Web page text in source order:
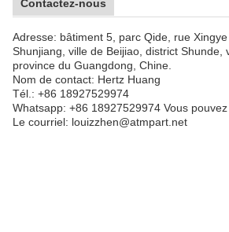
Contactez-nous
Adresse: bâtiment 5, parc Qide, rue
Shunjiang, ville de Beijiao, district Shunde,
province du Guangdong, Chine.
Nom de contact: Hertz Huang
Tél.: +86 18927529974
Whatsapp: +86 18927529974 Vous
Le courriel: louizzhen@atmpart.net